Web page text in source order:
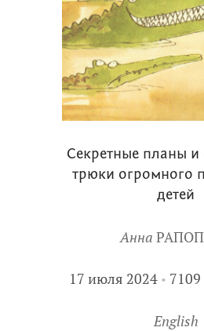
Секретные планы и
трюки огромного
детей
Анна
17 июля 2024 7109
English